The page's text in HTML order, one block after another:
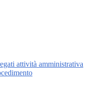
attività amministrativa